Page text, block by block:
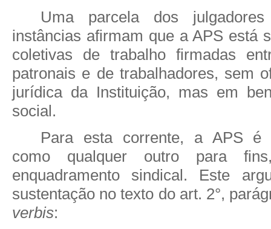
Uma parcela dos
instâncias afirmam que a APS está
coletivas de trabalho firmadas
patronais e de trabalhadores, sem
jurídica da Instituição, mas em
social.
Para esta corrente, a APS é
como qualquer outro para
enquadramento sindical. Este
sustentação no texto do art. 2°,
verbis: